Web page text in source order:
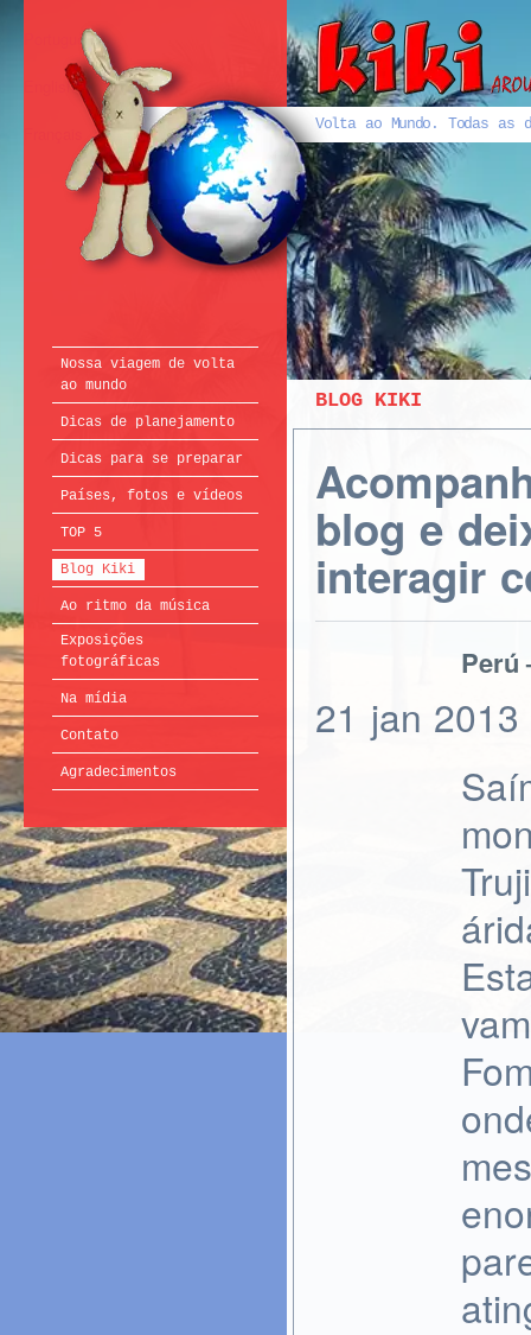
Volta ao Mundo. Todas
Português
English
Nossa viagem de volta
ao mundo
Dicas de planejamento
Dicas para se preparar
Países, fotos e vídeos
TOP 5
Blog Kiki
Ao ritmo da música
Exposições
fotográficas
Na mídia
Contato
Agradecimentos
BLOG KIKI
blog e
interagir
Perú
21 jan 2013